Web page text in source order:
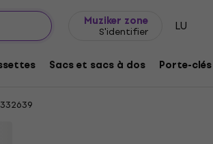
Muziker zone
S'identifier LU
Sacs et sacs à dos Porte-clés
Black S T-shirt
332639